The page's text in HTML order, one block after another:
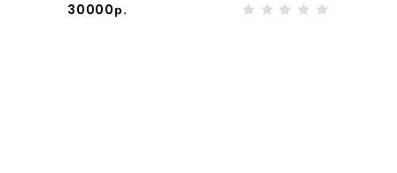
30000р.